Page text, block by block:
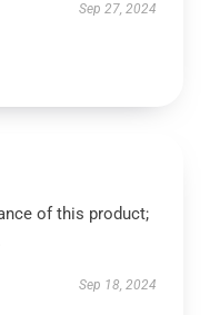
Sep 27, 2024
of this product;
Sep 18, 2024